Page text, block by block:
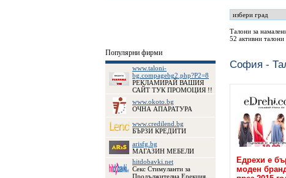
Популярни фирми
www.taloni-
bg.compagebg2.php?P2=8
РЕКЛАМИРАЙ ВАШИЯ
САЙТ ТУК ПРОМОЦИЯ !!
www.okoto.bg
ОЧНА АПАРАТУРА
www.credilend.bg
БЪРЗИ КРЕДИТИ
arisfg.bg
МАГАЗИН МЕБЕЛИ
hitdobavki.net
Секс Стимуланти за
Продължителна Ерекция.
Талони за
52 активни талони
София -
Едрехи е
моден